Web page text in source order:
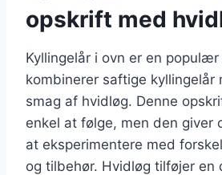
opskrift med
Kyllingelår i ovn er en
kombinerer saftige
smag af hvidløg. Denne
enkel at følge, men den giver
at eksperimentere med
og tilbehør. Hvidløg tilføjer en